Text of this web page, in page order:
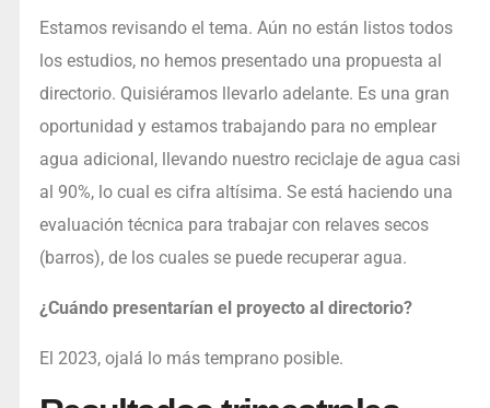
Estamos revisando el tema. Aún no están listos todos
los estudios, no hemos presentado una propuesta al
directorio. Quisiéramos llevarlo adelante. Es una gran
oportunidad y estamos trabajando para no emplear
agua adicional, llevando nuestro reciclaje de agua casi
al 90%, lo cual es cifra altísima. Se está haciendo una
evaluación técnica para trabajar con relaves secos
(barros), de los cuales se puede recuperar agua.
¿Cuándo presentarían el proyecto al directorio?
El 2023, ojalá lo más temprano posible.